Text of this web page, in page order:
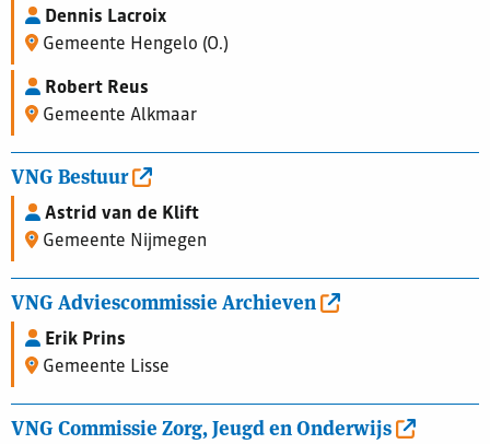
Dennis Lacroix
Gemeente Hengelo (O.)
Robert Reus
Gemeente Alkmaar
VNG Bestuur
Astrid van de Klift
Gemeente Nijmegen
VNG Adviescommissie Archieven
Erik Prins
Gemeente Lisse
VNG Commissie Zorg, Jeugd en Onderwijs